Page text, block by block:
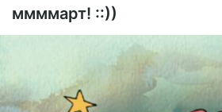
ммммарт! ::))